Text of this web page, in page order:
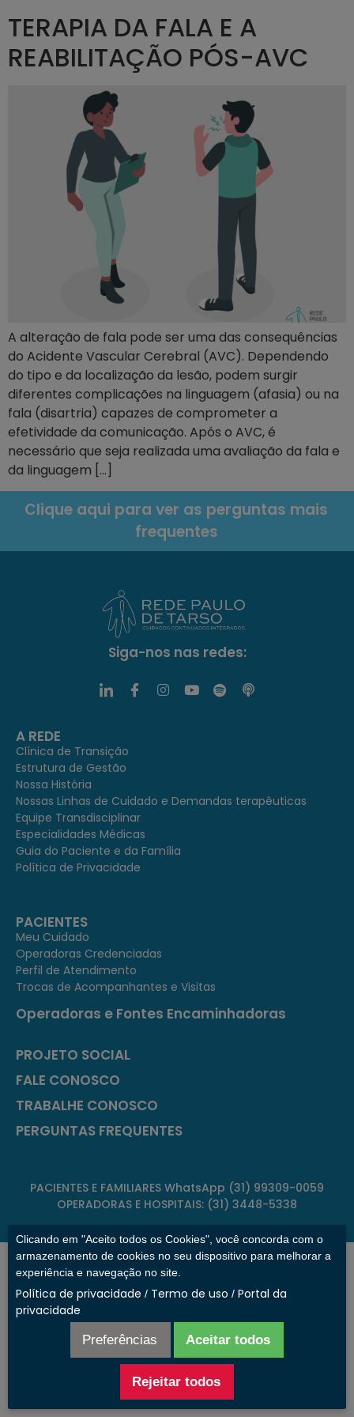
Clicando em "Aceito todos os Cookies", você concorda com o
armazenamento de cookies no seu dispositivo para melhorar a
experiência e navegação no site.
Política de privacidade / Termo de uso / Portal da
privacidade
Preferências Aceitar todos
Rejeitar todos
TERAPIA DA FALA E A
REABILITAÇÃO PÓS-AVC
A alteração de fala pode ser uma das consequências
do Acidente Vascular Cerebral (AVC). Dependendo
do tipo e da localização da lesão, podem surgir
diferentes complicações na linguagem (afasia) ou na
fala (disartria) capazes de comprometer a
efetividade da comunicação. Após o AVC, é
necessário que seja realizada uma avaliação da fala e
da linguagem […]
Clique aqui para ver as perguntas mais
frequentes
Siga-nos nas redes:
A REDE
Clínica de Transição
Estrutura de Gestão
Nossa História
Nossas Linhas de Cuidado e Demandas terapêuticas
Equipe Transdisciplinar
Especialidades Médicas
Guia do Paciente e da Família
Política de Privacidade
PACIENTES
Meu Cuidado
Operadoras Credenciadas
Perfil de Atendimento
Trocas de Acompanhantes e Visitas
Operadoras e Fontes Encaminhadoras
PROJETO SOCIAL
FALE CONOSCO
TRABALHE CONOSCO
PERGUNTAS FREQUENTES
PACIENTES E FAMILIARES WhatsApp (31) 99309-0059
OPERADORAS E HOSPITAIS: (31) 3448-5338
CLÍNICA DE TRANSIÇÃO PAULO DE TARSO
Rua Estoril, 207, São Francisco
Razão Social: Rede Paulo de Tarso
CNPJ Clínica de Transição Paulo de Tarso: 17.226.044/0001-
CNPJ Clínica de Transição Suntor: 17.226.044/0005-60